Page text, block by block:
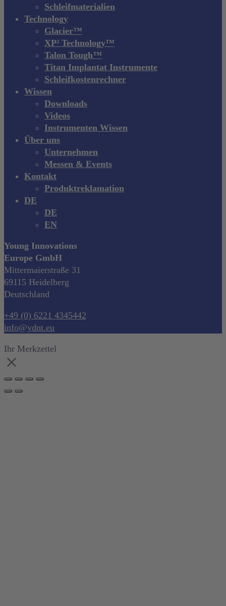
Schleifmaterialien
Technology
Glacier™
XP² Technology™
Talon Tough™
Titan Implantat Instrumente
Schleifkostenrechner
Wissen
Downloads
Videos
Instrumenten Wissen
Über uns
Unternehmen
Messen & Events
Kontakt
Produktreklamation
DE
DE
EN
Young Innovations
Europe GmbH
Mittermaierstraße 31
69115 Heidelberg
Deutschland
+49 (0) 6221 4345442
info@ydnt.eu
Ihr Merkzettel